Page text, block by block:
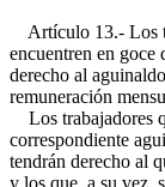
Artículo 13.- Los
encuentren en goce
derecho al
remuneración
Los trabajadores
correspondiente
tendrán derecho al
y los que, a su vez,